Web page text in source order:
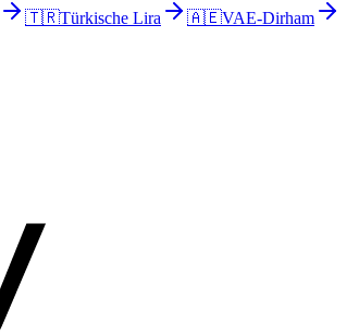
🇹🇷Türkische Lira 🇦🇪VAE-Dirham